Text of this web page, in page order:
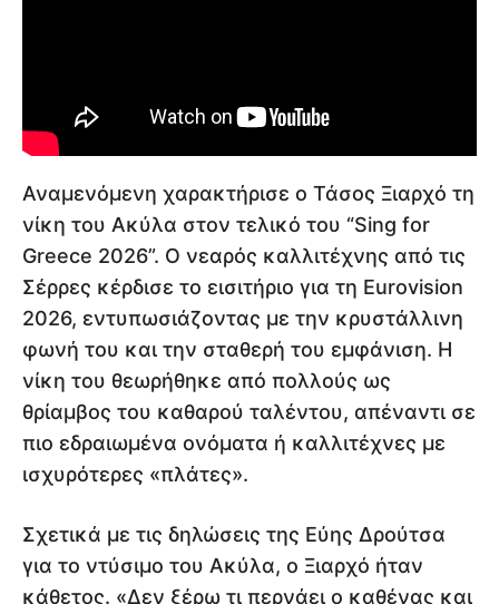
Αναμενόμενη χαρακτήρισε ο Τάσος Ξιαρχό τη
νίκη του Ακύλα στον τελικό του “Sing for
Greece 2026”. Ο νεαρός καλλιτέχνης από τις
Σέρρες κέρδισε το εισιτήριο για τη Eurovision
2026, εντυπωσιάζοντας με την κρυστάλλινη
φωνή του και την σταθερή του εμφάνιση. Η
νίκη του θεωρήθηκε από πολλούς ως
θρίαμβος του καθαρού ταλέντου, απέναντι σε
πιο εδραιωμένα ονόματα ή καλλιτέχνες με
ισχυρότερες «πλάτες».
Σχετικά με τις δηλώσεις της Εύης Δρούτσα
για το ντύσιμο του Ακύλα, ο Ξιαρχό ήταν
κάθετος. «Δεν ξέρω τι περνάει ο καθένας και